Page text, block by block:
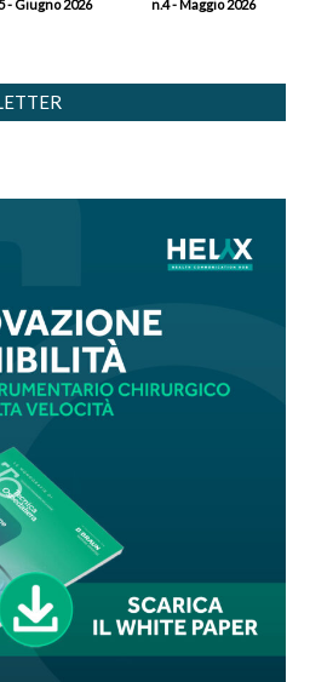
- Giugno 2026 n.4 - Maggio 2026